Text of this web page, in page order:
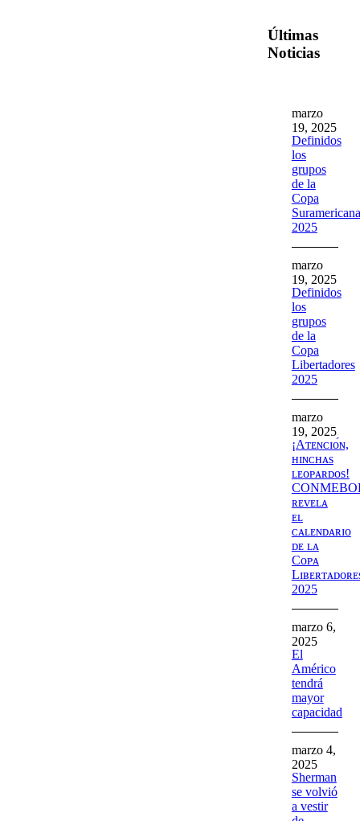
Últimas
Noticias
Definidos
los
grupos
de la
Copa
Suramericana
2025
marzo
19, 2025
Definidos
los
grupos
de la
Copa
Libertadores
2025
marzo
19, 2025
¡Aᴛᴇɴᴄɪᴏ́ɴ,
ʜɪɴᴄʜᴀs
ʟᴇᴏᴘᴀʀᴅᴏs!
ʀᴇᴠᴇʟᴀ
ᴇʟ
ᴄᴀʟᴇɴᴅᴀʀɪᴏ
ᴅᴇ ʟᴀ
Cᴏᴘᴀ
2025
marzo
19, 2025
El
Américo
tendrá
mayor
capacidad
marzo 6,
2025
Sherman
se volvió
a vestir
marzo 4,
2025